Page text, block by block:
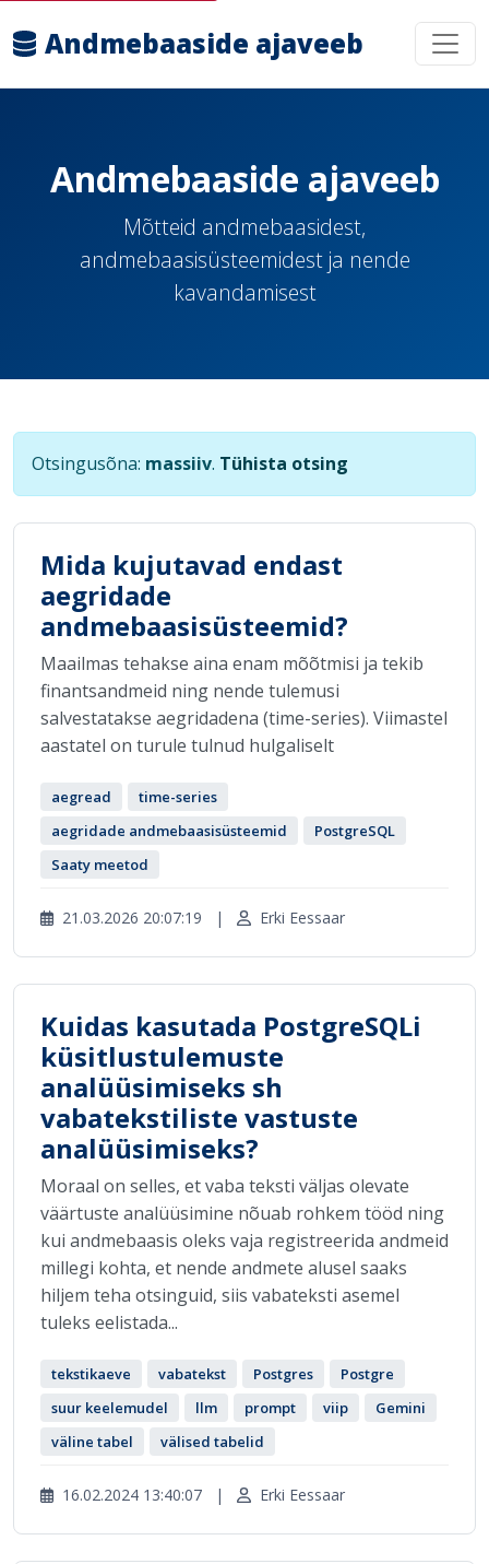
Andmebaaside ajaveeb
Andmebaaside ajaveeb
Mõtteid andmebaasidest,
andmebaasisüsteemidest ja nende
kavandamisest
Otsingusõna: massiiv. Tühista otsing
Mida kujutavad endast
aegridade
andmebaasisüsteemid?
Maailmas tehakse aina enam mõõtmisi ja tekib
finantsandmeid ning nende tulemusi
salvestatakse aegridadena (time-series). Viimastel
aastatel on turule tulnud hulgaliselt
aegread
time-series
aegridade andmebaasisüsteemid
PostgreSQL
Saaty meetod
21.03.2026 20:07:19 | Erki Eessaar
Kuidas kasutada PostgreSQLi
küsitlustulemuste
analüüsimiseks sh
vabatekstiliste vastuste
analüüsimiseks?
Moraal on selles, et vaba teksti väljas olevate
väärtuste analüüsimine nõuab rohkem tööd ning
kui andmebaasis oleks vaja registreerida andmeid
millegi kohta, et nende andmete alusel saaks
hiljem teha otsinguid, siis vabateksti asemel
tuleks eelistada...
tekstikaeve vabatekst Postgres
Postgre
suur keelemudel
llm prompt viip
Gemini
väline tabel
välised tabelid
16.02.2024 13:40:07 | Erki Eessaar